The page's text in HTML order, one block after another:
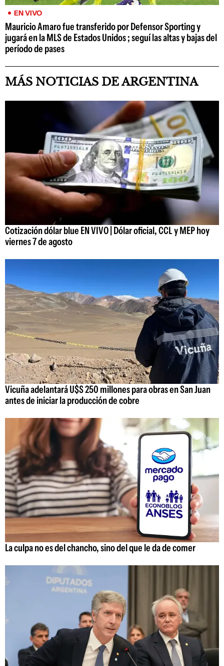
EN VIVO
Mauricio Amaro fue transferido por Defensor Sporting y
jugará en la MLS de Estados Unidos ; seguí las altas y bajas del
período de pases
MÁS NOTICIAS DE ARGENTINA
Cotización dólar blue EN VIVO | Dólar oficial, CCL y MEP hoy
viernes 7 de agosto
Vicuña adelantará U$S 250 millones para obras en San Juan
antes de iniciar la producción de cobre
La culpa no es del chancho, sino del que le da de comer